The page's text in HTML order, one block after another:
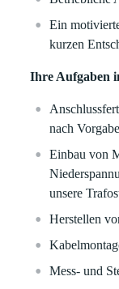
Ein
kurzen
Ihre Aufgaben
nach
Einbau von
unsere
Herstellen
Mess- und